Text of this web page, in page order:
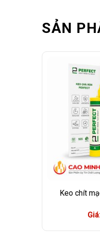
SẢN
Keo chít